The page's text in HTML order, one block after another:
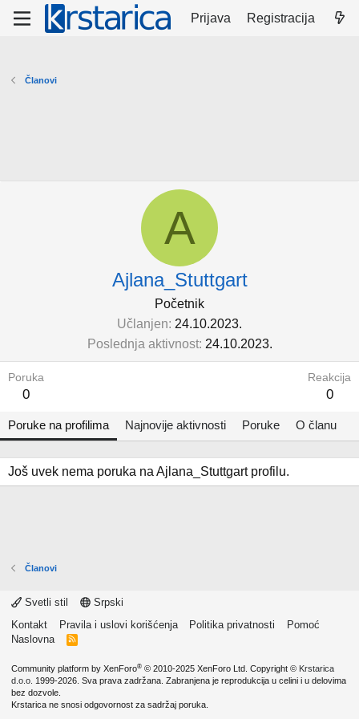
Prijava Registracija
Članovi
A
Ajlana_Stuttgart
Početnik
Učlanjen 24.10.2023.
Poslednja aktivnost 24.10.2023.
Poruka
0
Reakcija
0
Poruke na profilima Najnovije aktivnosti Poruke O članu
Još uvek nema poruka na Ajlana_Stuttgart profilu.
Članovi
Svetli stil
Srpski
Kontakt
Pravila i uslovi korišćenja Politika privatnosti
Pomoć
Naslovna
R
Community platform by XenForo® © 2010-2025 XenForo Ltd. Copyright © Krstarica
d.o.o. 1999-2026. Sva prava zadržana. Zabranjena je reprodukcija u celini i u delovima
bez dozvole.
Krstarica ne snosi odgovornost za sadržaj poruka.